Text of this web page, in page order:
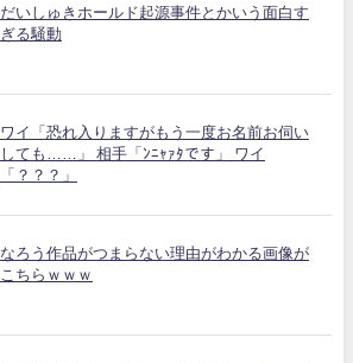
だいしゅきホールド起源事件とかいう面白す
ぎる騒動
ワイ「恐れ入りますがもう一度お名前お伺い
しても……」 相手「ﾝﾆｬｧﾀです」 ワイ
「？？？」
なろう作品がつまらない理由がわかる画像が
こちらｗｗｗ